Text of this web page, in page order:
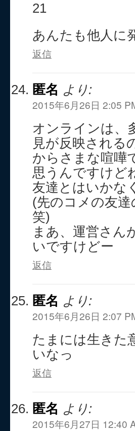
21
あんたも他人に
返信
匿名 より:
2015年6月26日 2:05
オンラインは、
見が反映される
からさまな喧嘩
思うんですけど
友達とはいかな
(先のコメの友
笑)
まあ、運営さん
いですけどー
返信
匿名 より:
2015年6月26日 2:07
たまには生きた
いなっ
返信
匿名 より:
2015年6月27日 12:40